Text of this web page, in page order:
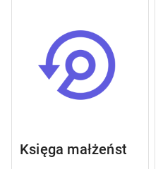
Księga małżeństw